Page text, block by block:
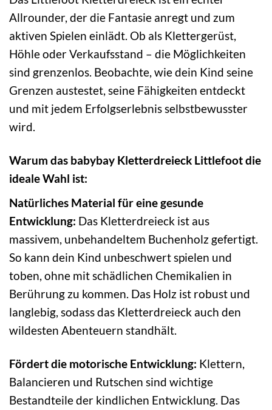
Allrounder, der die Fantasie anregt und zum
aktiven Spielen einlädt. Ob als Klettergerüst,
Höhle oder Verkaufsstand – die Möglichkeiten
sind grenzenlos. Beobachte, wie dein Kind seine
Grenzen austestet, seine Fähigkeiten entdeckt
und mit jedem Erfolgserlebnis selbstbewusster
wird.
Warum das babybay Kletterdreieck Littlefoot die
ideale Wahl ist:
Natürliches Material für eine gesunde
Entwicklung: Das Kletterdreieck ist aus
massivem, unbehandeltem Buchenholz gefertigt.
So kann dein Kind unbeschwert spielen und
toben, ohne mit schädlichen Chemikalien in
Berührung zu kommen. Das Holz ist robust und
langlebig, sodass das Kletterdreieck auch den
wildesten Abenteuern standhält.
Fördert die motorische Entwicklung: Klettern,
Balancieren und Rutschen sind wichtige
Bestandteile der kindlichen Entwicklung. Das